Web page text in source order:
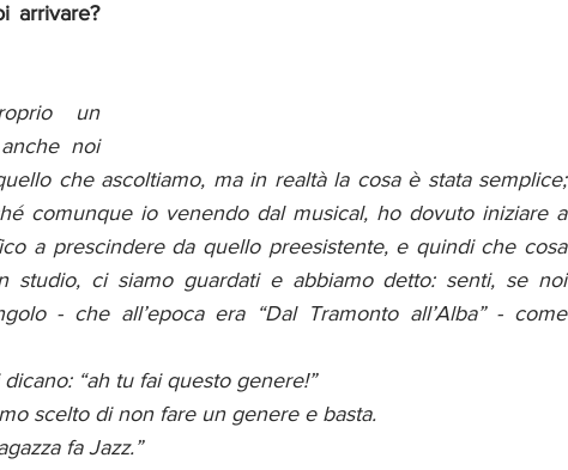
arrivare?
un
noi
che ascoltiamo, ma in realtà la cosa è stata semplice;
comunque io venendo dal musical, ho dovuto iniziare a
a prescindere da quello preesistente, e quindi che cosa
studio, ci siamo guardati e abbiamo detto: senti, se noi
- che all’epoca era “Dal Tramonto all’Alba” - come
“ah tu fai questo genere!”
scelto di non fare un genere e basta.
fa Jazz.”